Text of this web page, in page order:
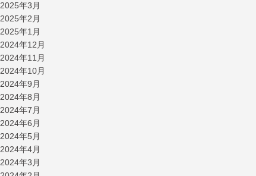
2025年3月
2025年2月
2025年1月
2024年12月
2024年11月
2024年10月
2024年9月
2024年8月
2024年7月
2024年6月
2024年5月
2024年4月
2024年3月